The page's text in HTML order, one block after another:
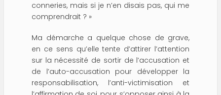
conneries, mais si je n’en disais pas, qui me
comprendrait ? »
Ma démarche a quelque chose de grave,
en ce sens qu’elle tente d’attirer l’attention
sur la nécessité de sortir de l’accusation et
de l’auto-accusation pour développer la
responsabilisation, l’anti-victimisation et